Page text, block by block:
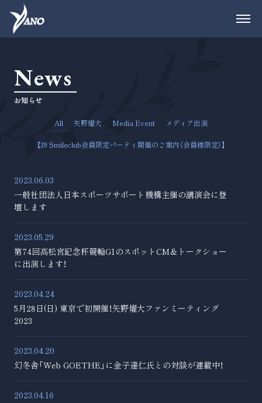
News
お知らせ
All 矢野燿大 Media Event メディア出演
【39 Smileclub会員限定パーティ開催のご案内（会員様限定）】
2023.06.03
一般社団法人日本スポーツサポート機構主催の講演会に登
壇します
2023.05.29
第74回高松宮記念杯競輪G1のスポットCM＆トークショー
に出演します！
2023.04.24
5月28日(日) 東京で初開催！矢野燿大ファンミーティング
2023
2023.04.20
幻冬舎「Web GOETHE」に金子達仁氏との対談が連載中！
2023.04.16